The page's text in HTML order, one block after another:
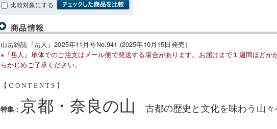
比較対象にする
商品情報
山岳雑誌『岳人』2025年11月号No.941 (2025年10月15日発売）
※『岳人』単体でのご注文はメール便で発送する場合があります。お届けまで１週間ほどか
らかじめご了承ください。
【 C O N T E N T S 】
特集： 京都・奈良の山 古都の歴史と文化を味わう山々